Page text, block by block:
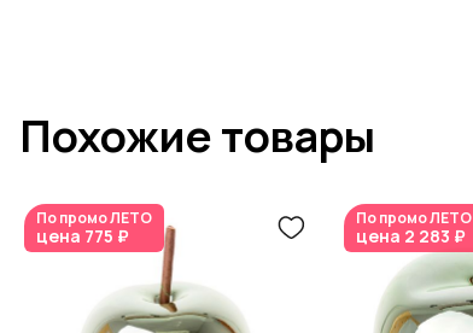
Похожие товары
По промоЛЕТО
цена 775 ₽
По промоЛЕТО
цена 2 283 ₽